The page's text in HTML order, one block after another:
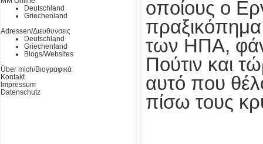
Deutschland
Griechenland
Adressen/Διευθυνσεις
Deutschland
Griechenland
Blogs/Websites
Über mich/Βιογραφικά
Kontakt
Impressum
Datenschutz
οποίους ο
πραξικόπημα
των ΗΠΑ,
Πούτιν και
αυτό που
πίσω τους